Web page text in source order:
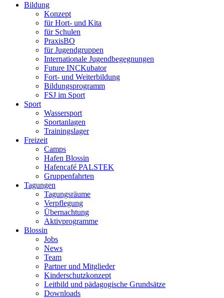
Bildung
Konzept
für Hort- und Kita
für Schulen
PraxisBO
für Jugendgruppen
Internationale Jugendbegegnungen
Future INCKubator
Fort- und Weiterbildung
Bildungsprogramm
FSJ im Sport
Sport
Wassersport
Sportanlagen
Trainingslager
Freizeit
Camps
Hafen Blossin
Hafencafé PALSTEK
Gruppenfahrten
Tagungen
Tagungsräume
Verpflegung
Übernachtung
Aktivprogramme
Blossin
Jobs
News
Team
Partner und Mitglieder
Kinderschutzkonzept
Leitbild und pädagogische Grundsätze
Downloads